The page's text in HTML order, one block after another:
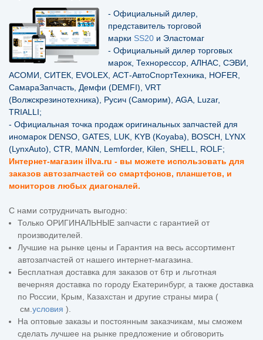
- Официальный дилер,
представитель торговой
марки SS20 и Эластомаг
- Официальный дилер торговых
марок, Технорессор, АЛНАС, СЭВИ,
АСОМИ, СИТЕК, EVOLEX, АСТ-АвтоСпортТехника, HOFER,
СамараЗапчасть, Демфи (DEMFI), VRT
(Волжскрезинотехника), Русич (Саморим), AGA, Luzar,
TRIALLI;
- Официальная точка продаж оригинальных запчастей для
иномарок DENSO, GATES, LUK, KYB (Koyaba), BOSCH, LYNX
(LynxAuto), CTR, MANN, Lemforder, Kilen, SHELL, ROLF;
Интернет-магазин illva.ru - вы можете использовать для
заказов автозапчастей со смартфонов, планшетов, и
мониторов любых диагоналей.
С нами сотрудничать выгодно:
Только ОРИГИНАЛЬНЫЕ запчасти с гарантией от
производителей.
Лучшие на рынке цены и Гарантия на весь ассортимент
автозапчастей от нашего интернет-магазина.
Бесплатная доставка для заказов от 6тр и льготная
вечерняя доставка по городу Екатеринбург, а также доставка
по России, Крым, Казахстан и другие страны мира (
см.условия ).
На оптовые заказы и постоянным заказчикам, мы сможем
сделать лучшее на рынке предложение и обговорить